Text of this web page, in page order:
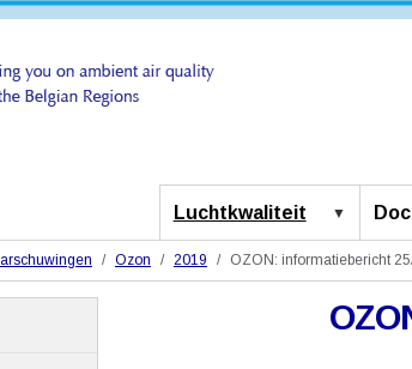
Luchtkwaliteit
Ozon 2019 OZON: informatiebericht